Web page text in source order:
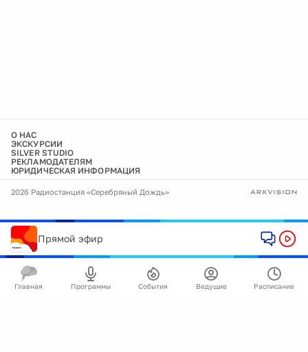
О НАС
ЭКСКУРСИИ
SILVER STUDIO
РЕКЛАМОДАТЕЛЯМ
ЮРИДИЧЕСКАЯ ИНФОРМАЦИЯ
2026 Радиостанция «Серебряный Дождь»
Прямой эфир
Главная Программы События Ведущие Расписание